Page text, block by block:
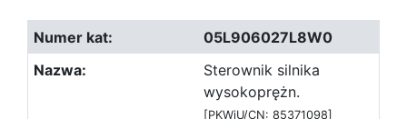
05L906027L8W0
Sterownik silnika
wysokoprężn.
[PKWiU/CN: 85371098]